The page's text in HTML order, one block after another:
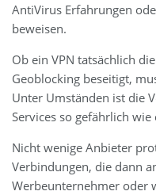
AntiVirus Erfahrungen
beweisen.
Ob ein VPN tatsächlich
Geoblocking beseitigt,
Unter Umständen ist die
Services so gefährlich wie
Nicht wenige Anbieter
Verbindungen, die dann
Werbeunternehmer oder